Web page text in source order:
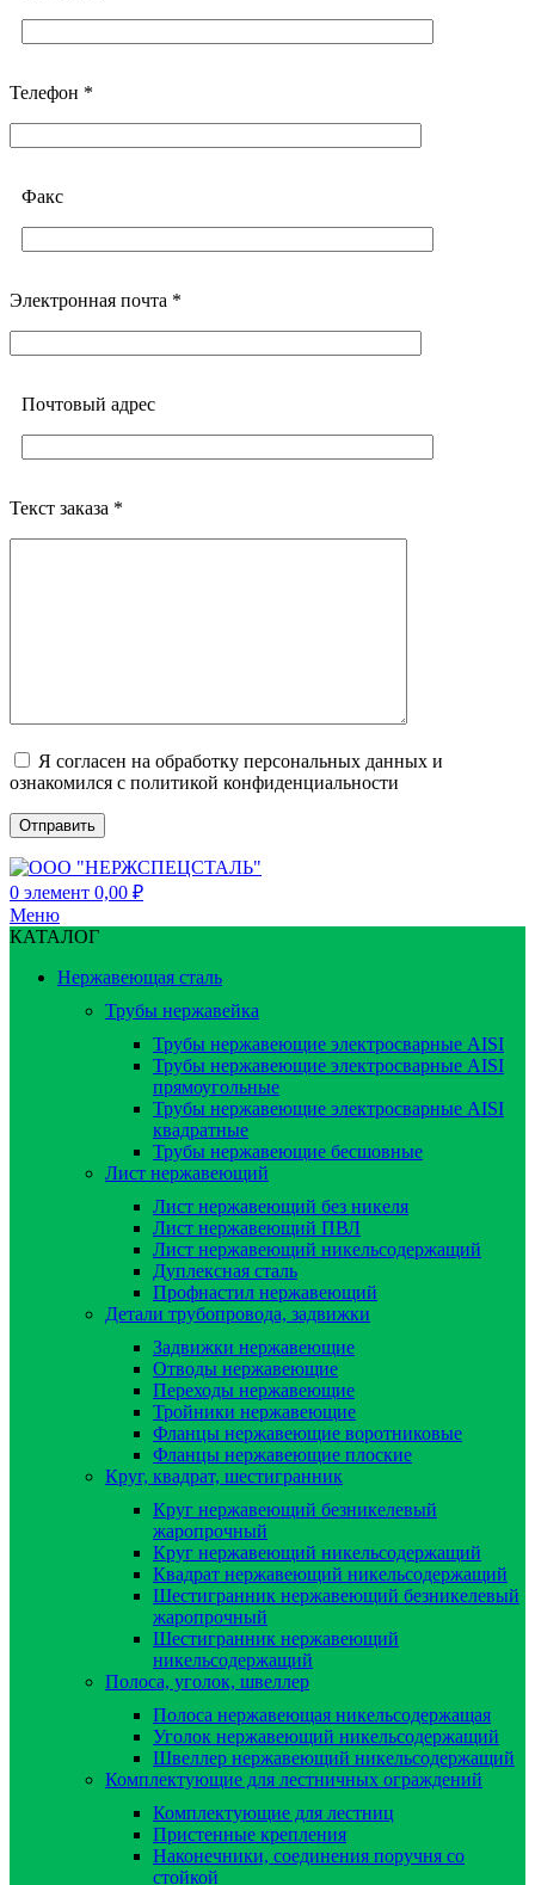
Телефон *
Факс
Электронная почта *
Почтовый адреc
Текст заказа *
Я согласен на обработку персональных данных и
ознакомился с политикой конфиденциальности
0 элемент 0,00 ₽
Меню
КАТАЛОГ
Нержавеющая сталь
Трубы нержавейка
Трубы нержавеющие электросварные AISI
Трубы нержавеющие электросварные AISI
прямоугольные
Трубы нержавеющие электросварные AISI
квадратные
Трубы нержавеющие бесшовные
Лист нержавеющий
Лист нержавеющий без никеля
Лист нержавеющий ПВЛ
Лист нержавеющий никельсодержащий
Дуплексная сталь
Профнастил нержавеющий
Детали трубопровода, задвижки
Задвижки нержавеющие
Отводы нержавеющие
Переходы нержавеющие
Тройники нержавеющие
Фланцы нержавеющие воротниковые
Фланцы нержавеющие плоские
Круг, квадрат, шестигранник
Круг нержавеющий безникелевый
жаропрочный
Круг нержавеющий никельсодержащий
Квадрат нержавеющий никельсодержащий
Шестигранник нержавеющий безникелевый
жаропрочный
Шестигранник нержавеющий
никельсодержащий
Полоса, уголок, швеллер
Полоса нержавеющая никельсодержащая
Уголок нержавеющий никельсодержащий
Швеллер нержавеющий никельсодержащий
Комплектующие для лестничных ограждений
Комплектующие для лестниц
Пристенные крепления
Наконечники, соединения поручня со
стойкой